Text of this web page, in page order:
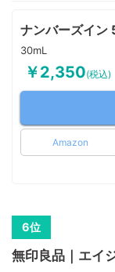
ナンバーズイン
30mL
￥2,350(税込)
Amazon
無印良品｜エイ